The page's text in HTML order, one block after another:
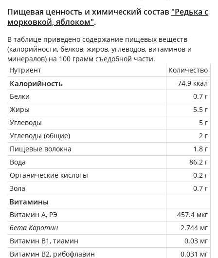
Пищевая ценность и химический состав "Редька с
морковкой, яблоком".
В таблице приведено содержание пищевых веществ
(калорийности, белков, жиров, углеводов, витаминов и
минералов) на 100 грамм съедобной части.
Нутриент
Количество
Калорийность
74.9 ккал
Белки
0.7 г
Жиры
5.5 г
Углеводы
5 г
Углеводы (общие)
2 г
Пищевые волокна
1.8 г
Вода
86.2 г
Органические кислоты
0.2 г
Зола
0.7 г
Витамины
Витамин А, РЭ
457.4 мкг
бета Каротин
2.744 мг
Витамин В1, тиамин
0.03 мг
Витамин В2, рибофлавин
0.031 мг